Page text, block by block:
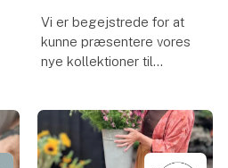
Vi er begejstrede for at
kunne præsentere vores
nye kollektioner til
nature"-serie byder på
helt nye kunstværker og
inkluderer nogle smukke